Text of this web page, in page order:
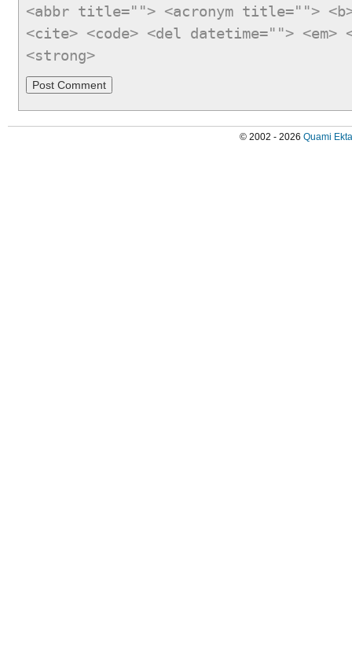
<abbr title=""> <acronym title="">
<cite> <code> <del datetime="">
<strong>
© 2002 - 2026 Quami